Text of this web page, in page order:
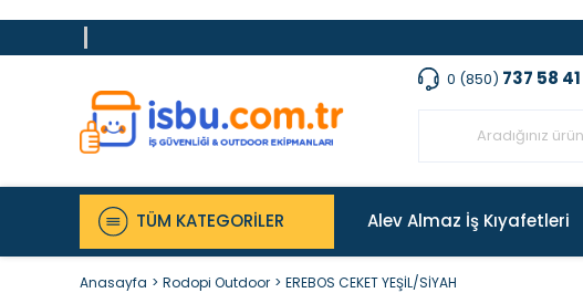
0 (850) 737 58 41
TÜM KATEGORİLER Alev Almaz İş Kıyafetleri
Anasayfa Rodopi Outdoor EREBOS CEKET YEŞİL/SİYAH